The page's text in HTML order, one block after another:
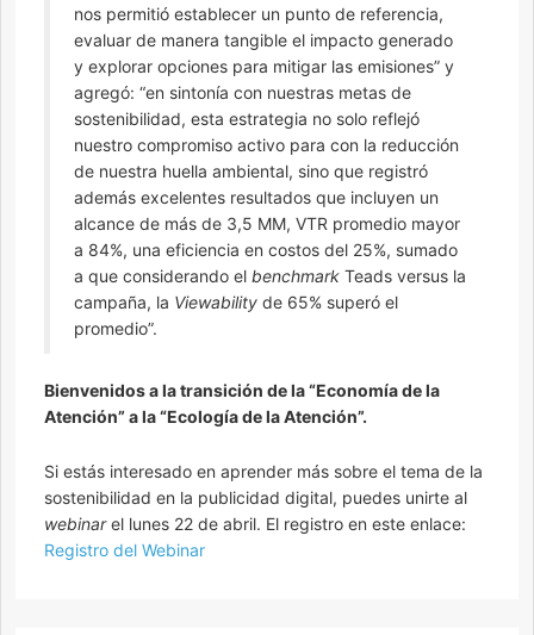
nos permitió establecer un punto de referencia,
evaluar de manera tangible el impacto generado
y explorar opciones para mitigar las emisiones” y
agregó: “en sintonía con nuestras metas de
sostenibilidad, esta estrategia no solo reflejó
nuestro compromiso activo para con la reducción
de nuestra huella ambiental, sino que registró
además excelentes resultados que incluyen un
alcance de más de 3,5 MM, VTR promedio mayor
a 84%, una eficiencia en costos del 25%, sumado
a que considerando el benchmark Teads versus la
campaña, la Viewability de 65% superó el
promedio”.
Bienvenidos a la transición de la “Economía de la
Atención” a la “Ecología de la Atención”.
Si estás interesado en aprender más sobre el tema de la
sostenibilidad en la publicidad digital, puedes unirte al
webinarel lunes 22 de abril. El registro en este enlace:
Registro del Webinar